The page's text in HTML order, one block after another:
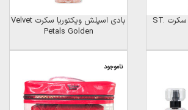
بادی اسپلش ویکتوریا سکرت ST.
بادی اسپلش ویکتوریا سکرت Velvet
Petals Golden
ناموجود